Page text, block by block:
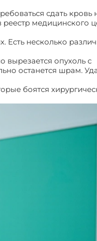
сдать кровь
медицинского
Есть несколько
опухоль с
останется шрам.
боятся